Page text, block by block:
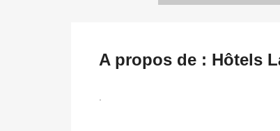
A propos de : Hôtels